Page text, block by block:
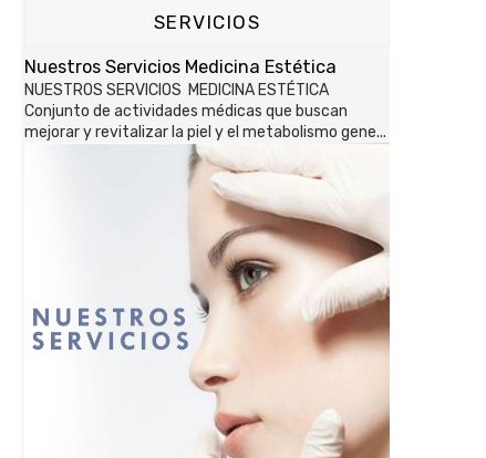
SERVICIOS
Nuestros Servicios Medicina Estética
NUESTROS SERVICIOS MEDICINA ESTÉTICA
Conjunto de actividades médicas que buscan
mejorar y revitalizar la piel y el metabolismo gene...